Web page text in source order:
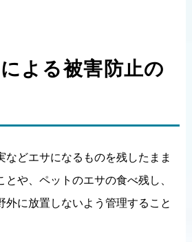
よる被害防止の
などエサになるものを残したまま
や、ペットのエサの食べ残し、
外に放置しないよう管理すること